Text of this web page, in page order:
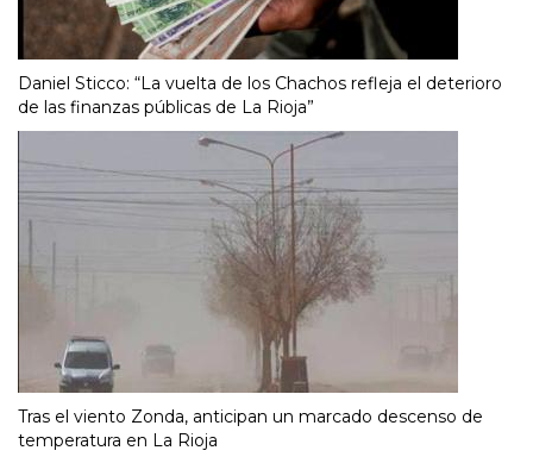
Daniel Sticco: “La vuelta de los Chachos refleja el deterioro
de las finanzas públicas de La Rioja”
Tras el viento Zonda, anticipan un marcado descenso de
temperatura en La Rioja